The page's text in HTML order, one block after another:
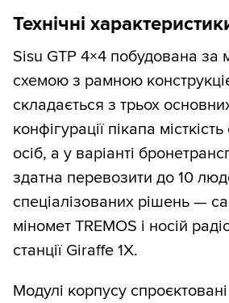
Технічні
Sisu GTP 4×4 побудована за
схемою з рамною
складається з трьох
конфігурації пікапа
осіб, а у варіанті
здатна перевозити до 10
спеціалізованих рішень —
міномет TREMOS і носій
станції Giraffe 1X.
Модулі корпусу